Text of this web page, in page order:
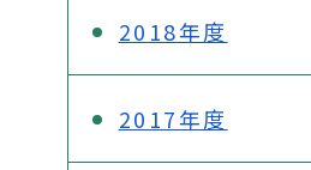
2018年度
2017年度